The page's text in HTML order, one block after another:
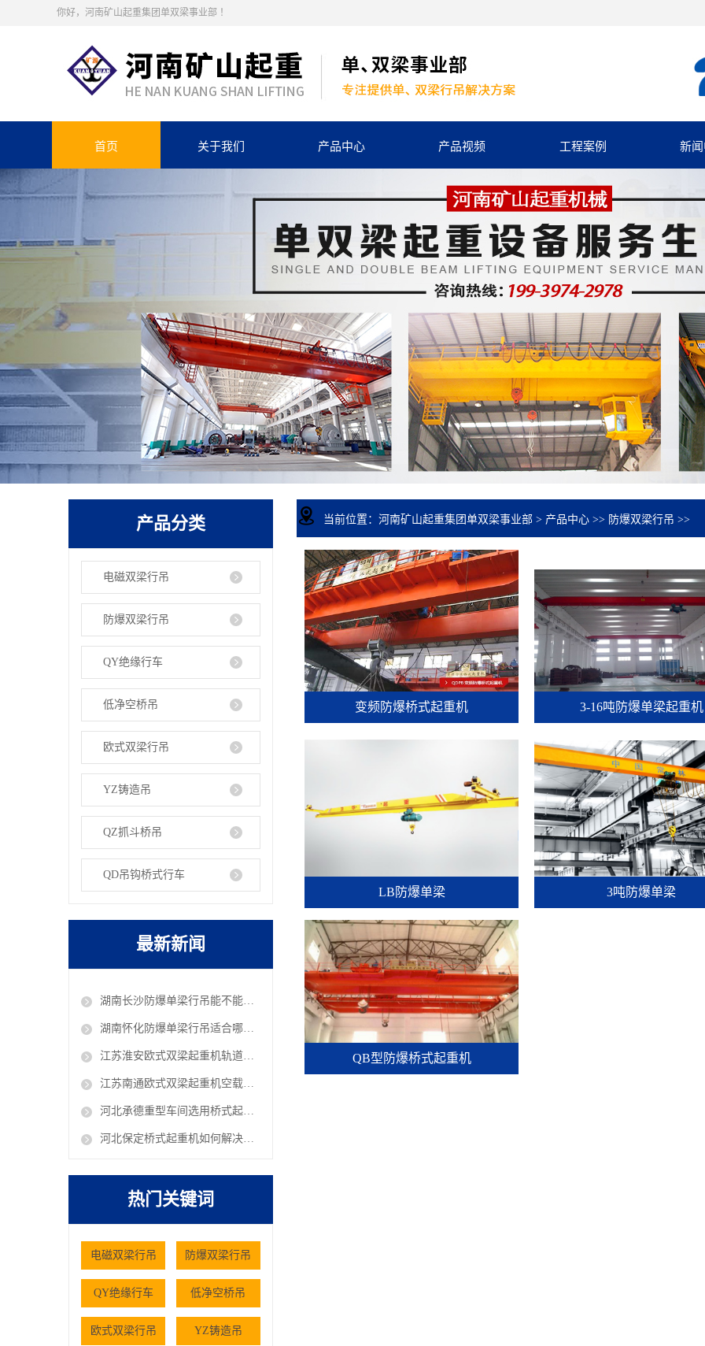
你好，河南矿山起重集团单双梁事业部 ！
首页 关于我们 产品中心 产品视频 工程案例 新
产品分类
电磁双梁行吊
防爆双梁行吊
QY绝缘行车
低净空桥吊
欧式双梁行吊
YZ铸造吊
QZ抓斗桥吊
QD吊钩桥式行车
最新新闻
湖南长沙防爆单梁行吊能不能在油库车间作业
湖南怀化防爆单梁行吊适合哪些危险工况使用
江苏淮安欧式双梁起重机轨道铺设有哪些规范 欧式行吊厂家
江苏南通欧式双梁起重机空载抖动是什么原因 欧式行吊厂家
河北承德重型车间选用桥式起重机有哪些核心考量因素
河北保定桥式起重机如何解决仓储大件货物的搬运难题
热门关键词
电磁双梁行吊 防爆双梁行吊
QY绝缘行车 低净空桥吊
欧式双梁行吊 YZ铸造吊
当前位置： 河南矿山起重集团单双梁事业部 > 产品中心 >> 防爆双梁行吊 >>
变频防爆桥式起重机 3-16吨防爆单梁起重机
LB防爆单梁 3吨防爆单梁
QB型防爆桥式起重机